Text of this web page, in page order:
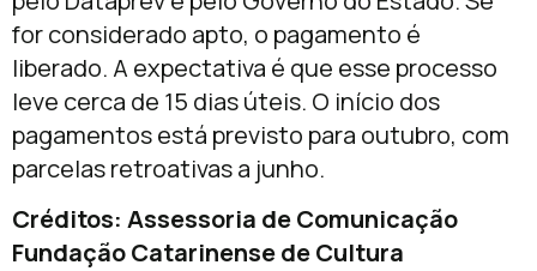
for considerado apto, o pagamento é
liberado. A expectativa é que esse processo
leve cerca de 15 dias úteis. O início dos
pagamentos está previsto para outubro, com
parcelas retroativas a junho.
Créditos: Assessoria de Comunicação
Fundação Catarinense de Cultura